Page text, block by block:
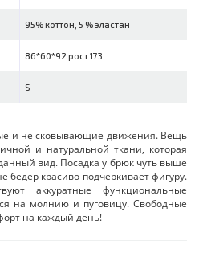
95% коттон, 5 % эластан
86*60*92 рост 173
S
и не сковывающие движения. Вещь
и натуральной ткани, которая
вид. Посадка у брюк чуть выше
красиво подчеркивает фигуру.
аккуратные функциональные
на молнию и пуговицу. Свободные
на каждый день!